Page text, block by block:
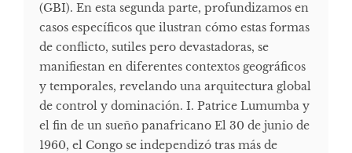
(GBI). En esta segunda parte, profundizamos en
casos específicos que ilustran cómo estas formas
de conflicto, sutiles pero devastadoras, se
manifiestan en diferentes contextos geográficos
y temporales, revelando una arquitectura global
de control y dominación. I. Patrice Lumumba y
el fin de un sueño panafricano El 30 de junio de
1960, el Congo se independizó tras más de